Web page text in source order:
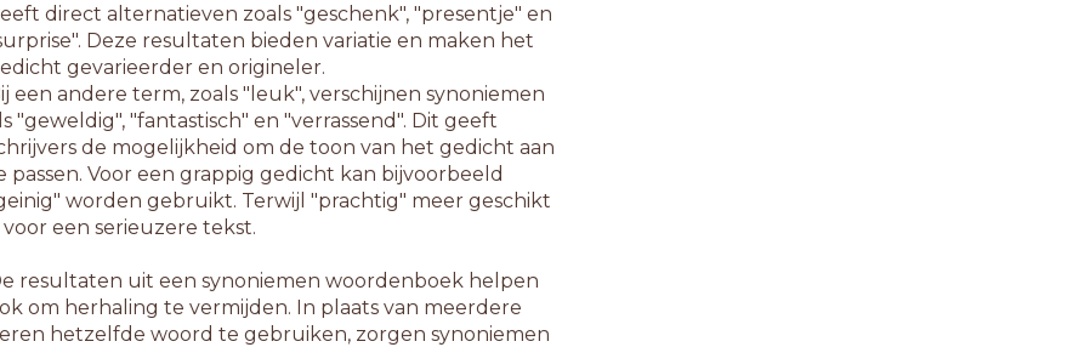
direct alternatieven zoals "geschenk", "presentje" en
Deze resultaten bieden variatie en maken het
gevarieerder en origineler.
een andere term, zoals "leuk", verschijnen synoniemen
"geweldig", "fantastisch" en "verrassend". Dit geeft
de mogelijkheid om de toon van het gedicht aan
passen. Voor een grappig gedicht kan bijvoorbeeld
worden gebruikt. Terwijl "prachtig" meer geschikt
voor een serieuzere tekst.
resultaten uit een synoniemen woordenboek helpen
om herhaling te vermijden. In plaats van meerdere
hetzelfde woord te gebruiken, zorgen synoniemen